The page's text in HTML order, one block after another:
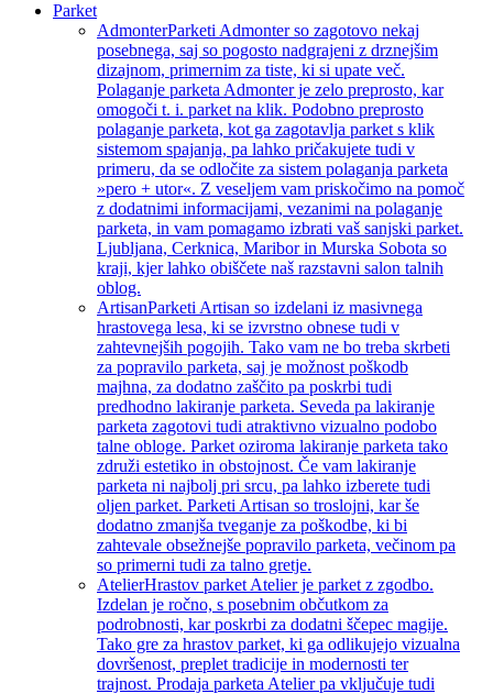
Parket
AdmonterParketi Admonter so zagotovo nekaj
posebnega, saj so pogosto nadgrajeni z drznejšim
dizajnom, primernim za tiste, ki si upate več.
Polaganje parketa Admonter je zelo preprosto, kar
omogoči t. i. parket na klik. Podobno preprosto
polaganje parketa, kot ga zagotavlja parket s klik
sistemom spajanja, pa lahko pričakujete tudi v
primeru, da se odločite za sistem polaganja parketa
»pero + utor«. Z veseljem vam priskočimo na pomoč
z dodatnimi informacijami, vezanimi na polaganje
parketa, in vam pomagamo izbrati vaš sanjski parket.
Ljubljana, Cerknica, Maribor in Murska Sobota so
kraji, kjer lahko obiščete naš razstavni salon talnih
oblog.
ArtisanParketi Artisan so izdelani iz masivnega
hrastovega lesa, ki se izvrstno obnese tudi v
zahtevnejših pogojih. Tako vam ne bo treba skrbeti
za popravilo parketa, saj je možnost poškodb
majhna, za dodatno zaščito pa poskrbi tudi
predhodno lakiranje parketa. Seveda pa lakiranje
parketa zagotovi tudi atraktivno vizualno podobo
talne obloge. Parket oziroma lakiranje parketa tako
združi estetiko in obstojnost. Če vam lakiranje
parketa ni najbolj pri srcu, pa lahko izberete tudi
oljen parket. Parketi Artisan so troslojni, kar še
dodatno zmanjša tveganje za poškodbe, ki bi
zahtevale obsežnejše popravilo parketa, večinom pa
so primerni tudi za talno gretje.
AtelierHrastov parket Atelier je parket z zgodbo.
Izdelan je ročno, s posebnim občutkom za
podrobnosti, kar poskrbi za dodatni ščepec magije.
Tako gre za hrastov parket, ki ga odlikujejo vizualna
dovršenost, preplet tradicije in modernosti ter
trajnost. Prodaja parketa Atelier pa vključuje tudi